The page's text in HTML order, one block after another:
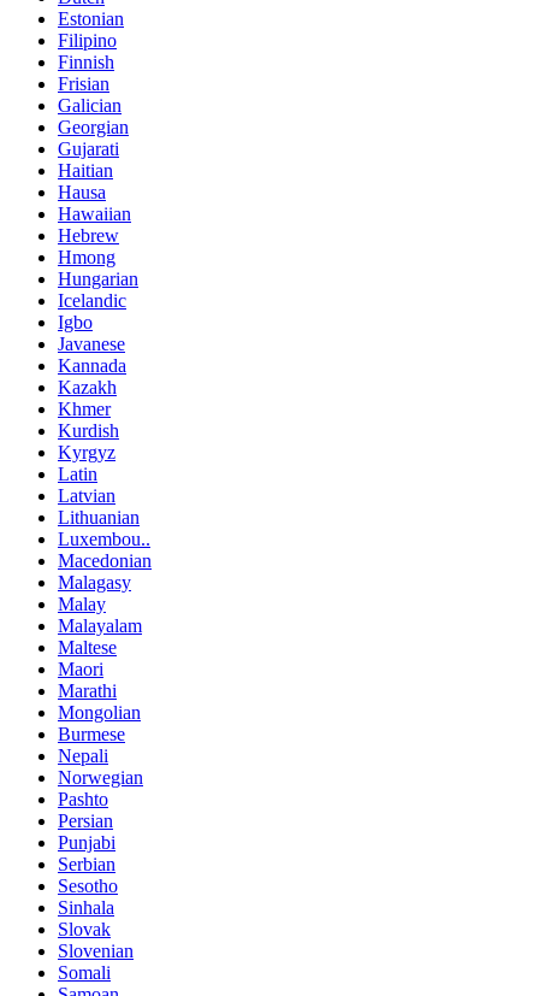
Estonian
Filipino
Finnish
Frisian
Galician
Georgian
Gujarati
Haitian
Hausa
Hawaiian
Hebrew
Hmong
Hungarian
Icelandic
Igbo
Javanese
Kannada
Kazakh
Khmer
Kurdish
Kyrgyz
Latin
Latvian
Lithuanian
Luxembou..
Macedonian
Malagasy
Malay
Malayalam
Maltese
Maori
Marathi
Mongolian
Burmese
Nepali
Norwegian
Pashto
Persian
Punjabi
Serbian
Sesotho
Sinhala
Slovak
Slovenian
Somali